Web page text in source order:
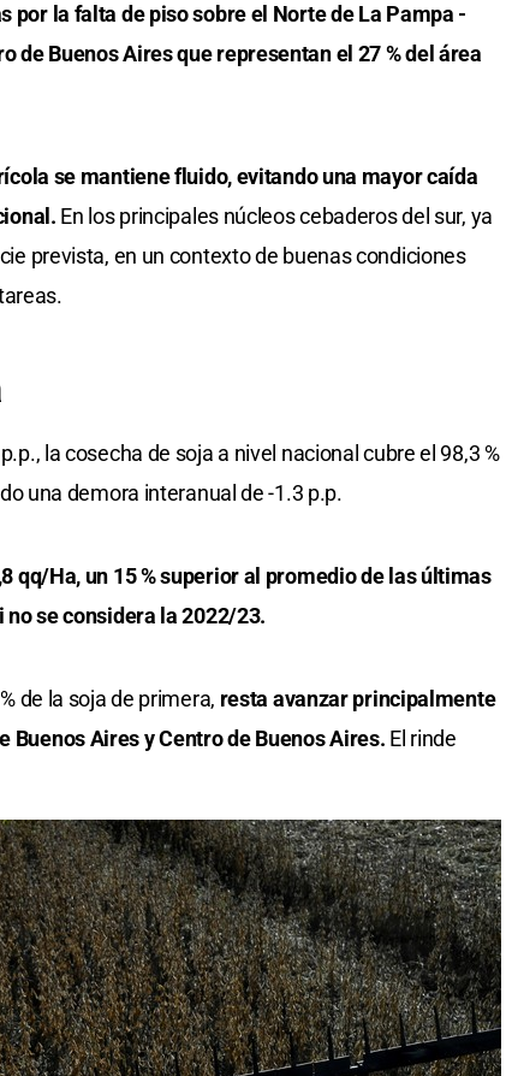
la falta de piso sobre el Norte de La Pampa -
de Buenos Aires que representan el 27 % del área
se mantiene fluido, evitando una mayor caída
En los principales núcleos cebaderos del sur, ya
prevista, en un contexto de buenas condiciones
la cosecha de soja a nivel nacional cubre el 98,3 %
una demora interanual de -1.3 p.p.
qq/Ha, un 15 % superior al promedio de las últimas
no se considera la 2022/23.
de la soja de primera, resta avanzar principalmente
Buenos Aires y Centro de Buenos Aires. El rinde